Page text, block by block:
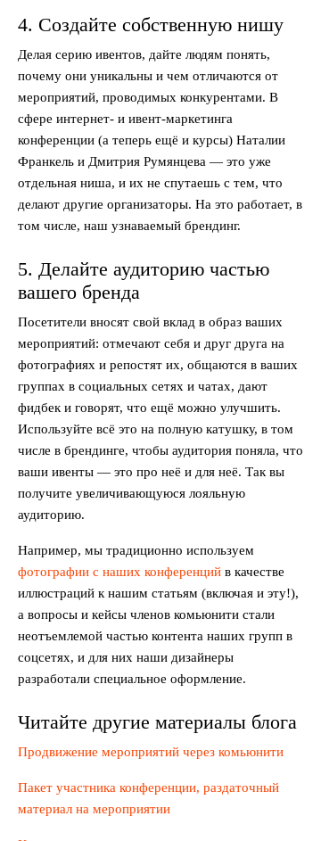
4. Создайте собственную нишу
Делая серию ивентов, дайте людям понять,
почему они уникальны и чем отличаются от
мероприятий, проводимых конкурентами. В
сфере интернет- и ивент-маркетинга
конференции (а теперь ещё и курсы) Наталии
Франкель и Дмитрия Румянцева — это уже
отдельная ниша, и их не спутаешь с тем, что
делают другие организаторы. На это работает, в
том числе, наш узнаваемый брендинг.
5. Делайте аудиторию частью
вашего бренда
Посетители вносят свой вклад в образ ваших
мероприятий: отмечают себя и друг друга на
фотографиях и репостят их, общаются в ваших
группах в социальных сетях и чатах, дают
фидбек и говорят, что ещё можно улучшить.
Используйте всё это на полную катушку, в том
числе в брендинге, чтобы аудитория поняла, что
ваши ивенты — это про неё и для неё. Так вы
получите увеличивающуюся лояльную
аудиторию.
Например, мы традиционно используем
фотографии с наших конференций в качестве
иллюстраций к нашим статьям (включая и эту!),
а вопросы и кейсы членов комьюнити стали
неотъемлемой частью контента наших групп в
соцсетях, и для них наши дизайнеры
разработали специальное оформление.
Читайте другие материалы блога
Продвижение мероприятий через комьюнити
Пакет участника конференции, раздаточный
материал на мероприятии